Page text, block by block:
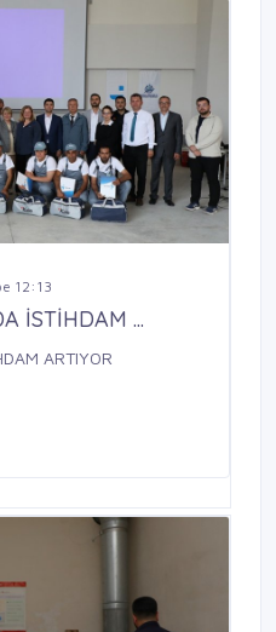
12:13
İSTİHDAM ...
ARTIYOR